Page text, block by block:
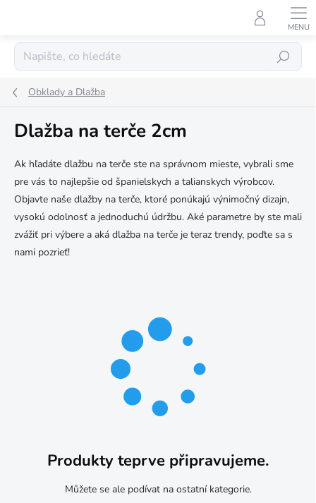
Hledat
Obklady a Dlažba
Dlažba na terče 2cm
Ak hľadáte dlažbu na terče ste na správnom mieste, vybrali sme
pre vás to najlepšie od španielskych a talianskych výrobcov.
Objavte naše dlažby na terče, ktoré ponúkajú výnimočný dizajn,
vysokú odolnosť a jednoduchú údržbu. Aké parametre by ste mali
zvážiť pri výbere a aká dlažba na terče je teraz trendy, poďte sa s
nami pozrieť!
Produkty teprve připravujeme.
Můžete se ale podívat na ostatní kategorie.